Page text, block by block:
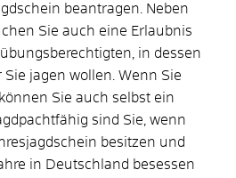
beantragen. Neben
Sie auch eine Erlaubnis
in dessen
Sie jagen wollen. Wenn Sie
Sie auch selbst ein
sind Sie, wenn
besitzen und
in Deutschland besessen